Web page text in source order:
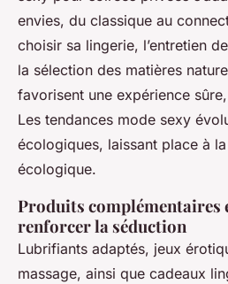
envies, du classique au
choisir sa lingerie, l’entretien
la sélection des matières
favorisent une expérience
Les tendances mode sexy
écologiques, laissant place à
écologique.
Produits complémentaires
renforcer la séduction
Lubrifiants adaptés, jeux
massage, ainsi que cadeaux